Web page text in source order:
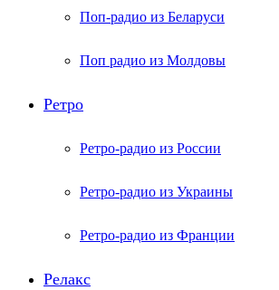
Поп-радио из Беларуси
Поп радио из Молдовы
Ретро
Ретро-радио из России
Ретро-радио из Украины
Ретро-радио из Франции
Релакс